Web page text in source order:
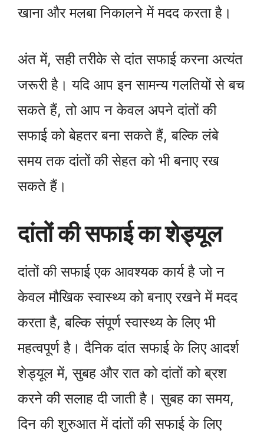
खाना और मलबा निकालने में मदद करता है।
अंत में, सही तरीके से दांत सफाई करना अत्यंत
जरूरी है। यदि आप इन सामन्य गलतियों से बच
सकते हैं, तो आप न केवल अपने दांतों की
सफाई को बेहतर बना सकते हैं, बल्कि लंबे
समय तक दांतों की सेहत को भी बनाए रख
सकते हैं।
दांतों की सफाई का शेड्यूल
दांतों की सफाई एक आवश्यक कार्य है जो न
केवल मौखिक स्वास्थ्य को बनाए रखने में मदद
करता है, बल्कि संपूर्ण स्वास्थ्य के लिए भी
महत्वपूर्ण है। दैनिक दांत सफाई के लिए आदर्श
शेड्यूल में, सुबह और रात को दांतों को ब्रश
करने की सलाह दी जाती है। सुबह का समय,
दिन की शुरुआत में दांतों की सफाई के लिए